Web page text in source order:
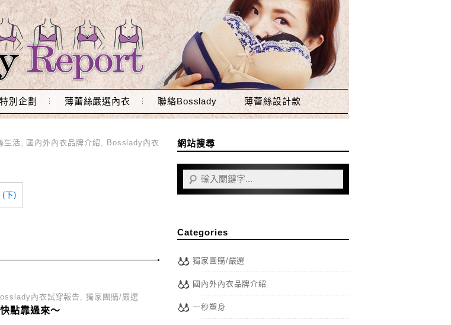
特別企劃 薄蕾絲嚴選內衣 聯絡Bosslady 薄蕾絲設計款
生活, 國內外內衣品牌介紹 , Bosslady內衣
內衣試穿報告,獨家團購/嚴選
點靠過來～
網站搜尋
Categories
獨家團購/嚴選
國內外內衣品牌介紹
一秒塑身